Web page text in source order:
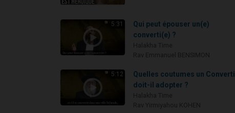
5:31
Qui peut épouser un(e)
converti(e) ?
5:12
Quelles coutumes un Converti
doit-il adopter ?